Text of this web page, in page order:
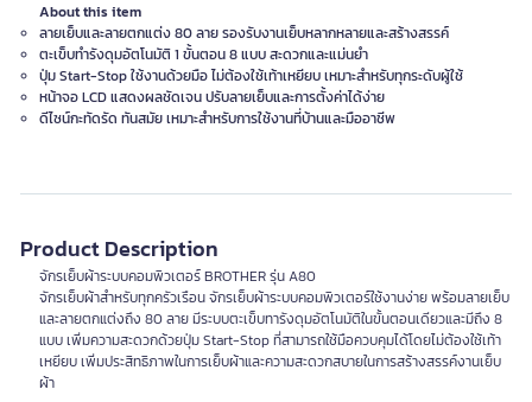
About this item
ลายเย็บและลายตกแต่ง 80 ลาย รองรับงานเย็บหลากหลายและสร้างสรรค์
ตะเข็บทำรังดุมอัตโนมัติ 1 ขั้นตอน 8 แบบ สะดวกและแม่นยำ
ปุ่ม Start-Stop ใช้งานด้วยมือ ไม่ต้องใช้เท้าเหยียบ เหมาะสำหรับทุกระดับผู้ใช้
หน้าจอ LCD แสดงผลชัดเจน ปรับลายเย็บและการตั้งค่าได้ง่าย
ดีไซน์กะทัดรัด ทันสมัย เหมาะสำหรับการใช้งานที่บ้านและมืออาชีพ
Product Description
จักรเย็บผ้าระบบคอมพิวเตอร์ BROTHER รุ่น A80
จักรเย็บผ้าสำหรับทุกครัวเรือน จักรเย็บผ้าระบบคอมพิวเตอร์ใช้งานง่าย พร้อมลายเย็บ
และลายตกแต่งถึง 80 ลาย มีระบบตะเข็บทารังดุมอัตโนมัติในขั้นตอนเดียวและมีถึง 8
แบบ เพิ่มความสะดวกด้วยปุ่ม Start-Stop ที่สามารถใช้มือควบคุมได้โดยไม่ต้องใช้เท้า
เหยียบ เพิ่มประสิทธิภาพในการเย็บผ้าและความสะดวกสบายในการสร้างสรรค์งานเย็บ
ผ้า